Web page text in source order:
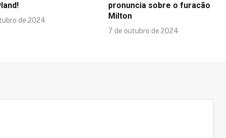
de 2024
pronuncia sobre o furacão
Milton
7 de outubro de 2024